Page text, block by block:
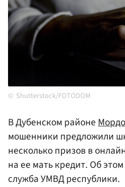
Shutterstock/FOTODOM
В Дубенском районе
мошенники предложили
несколько призов в
на ее мать кредит. Об этом
служба УМВД республики.